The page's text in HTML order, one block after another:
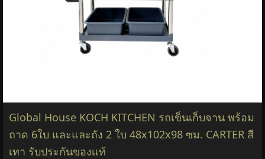
Global House KOCH KITCHEN รถเข็นเก็บจาน พร้อม
ถาด 6ใบ และและถัง 2 ใบ 48x102x98 ซม. CARTER สี
เทา รับประกันของเเท้